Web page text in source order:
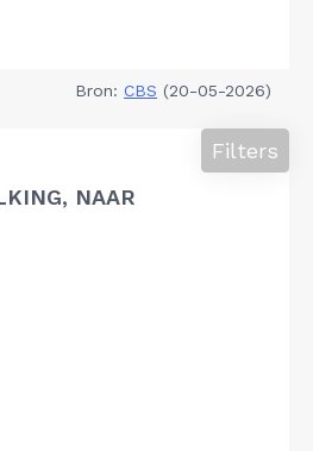
Bron: CBS (20-05-2026)
NAAR
Filters